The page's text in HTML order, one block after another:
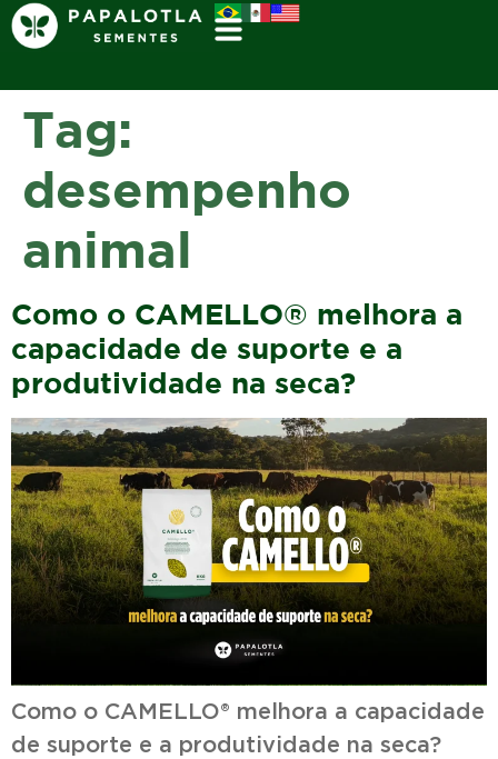
Tag:
desempenho
animal
Como o CAMELLO® melhora a
capacidade de suporte e a
produtividade na seca?
Como o CAMELLO® melhora a capacidade
de suporte e a produtividade na seca?